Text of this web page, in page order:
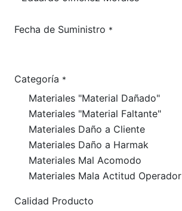
Fecha de Suministro *
Categoría *
Materiales "Material Dañado"
Materiales "Material Faltante"
Materiales Daño a Cliente
Materiales Daño a Harmak
Materiales Mal Acomodo
Materiales Mala Actitud Operador
Calidad Producto